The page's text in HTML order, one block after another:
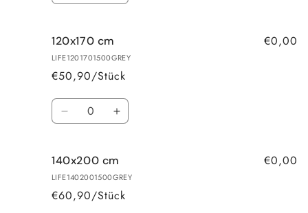
für
100x200
cm
100x200
cm
120x170 cm
LIFE1201701500GREY
€50,90/Stück
€0,00
Anzahl
Verringere
für
120x170
cm
Erhöhe
für
120x170
cm
140x200 cm
LIFE1402001500GREY
€60,90/Stück
€0,00